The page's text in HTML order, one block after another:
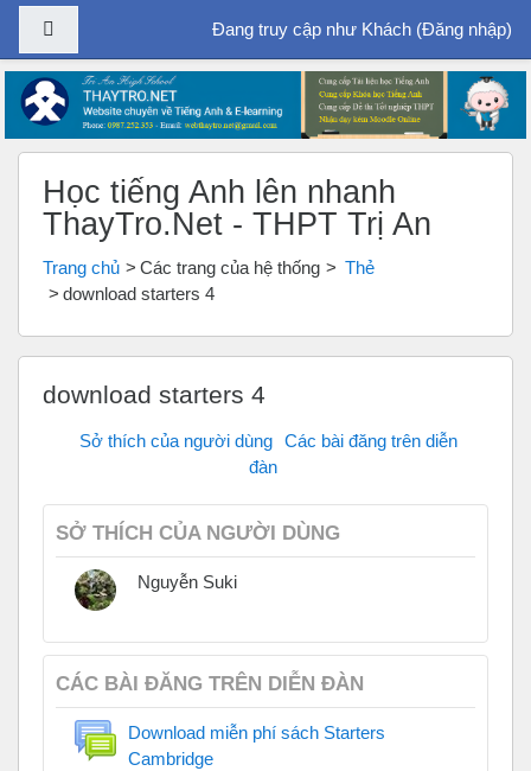
Chuyển tới nội dung chính
Bảng điều khiển cạnhĐang truy cập như Khách (Đăng nhập)
Học tiếng Anh lên nhanh
ThayTro.Net - THPT Trị An
Trang chủ Các trang của hệ thống
Thẻ
download starters 4
download starters 4
Sở thích của người dùng Các bài đăng trên diễn
đàn
SỞ THÍCH CỦA NGƯỜI DÙNG
Nguyễn Suki
CÁC BÀI ĐĂNG TRÊN DIỄN ĐÀN
Download miễn phí sách Starters
Cambridge